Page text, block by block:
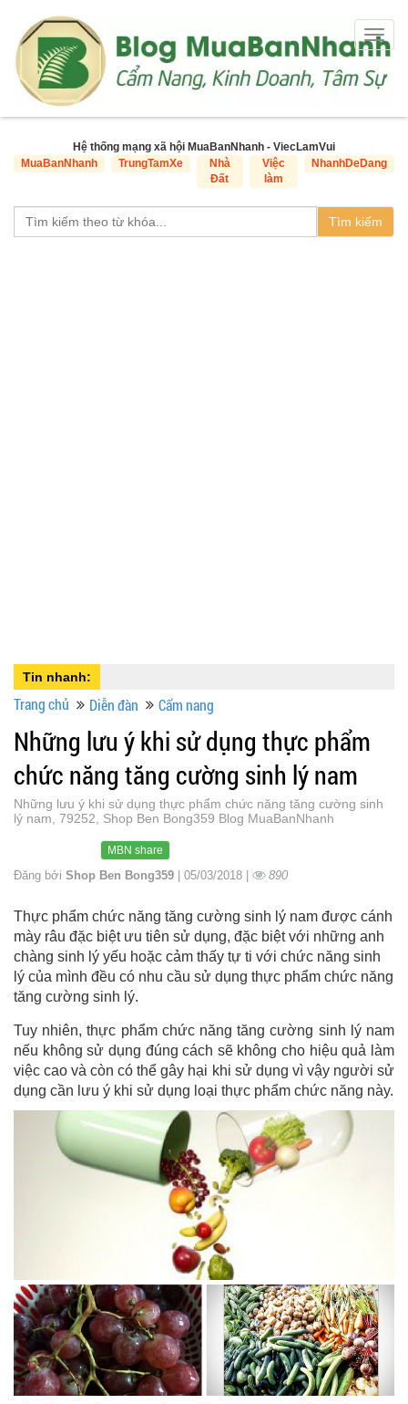
Hệ thống mạng xã hội MuaBanNhanh - ViecLamVui
MuaBanNhanh
TrungTamXe
Nhà
Đất
Việc
làm
NhanhDeDang
Tìm kiếm
Tin nhanh:
Trang chủ Diễn đàn Cẩm nang
Những lưu ý khi sử dụng thực phẩm
chức năng tăng cường sinh lý nam
Những lưu ý khi sử dụng thực phẩm chức năng tăng cường sinh
lý nam, 79252, Shop Ben Bong359 Blog MuaBanNhanh
MBN share
Đăng bởi Shop Ben Bong359 | 05/03/2018 | 890
Thực phẩm chức năng tăng cường sinh lý nam được cánh
mày râu đặc biệt ưu tiên sử dụng, đặc biệt với những anh
chàng sinh lý yếu hoặc cảm thấy tự ti với chức năng sinh
lý của mình đều có nhu cầu sử dụng thực phẩm chức năng
tăng cường sinh lý.
Tuy nhiên, thực phẩm chức năng tăng cường sinh lý nam
nếu không sử dụng đúng cách sẽ không cho hiệu quả làm
việc cao và còn có thể gây hại khi sử dụng vì vậy người sử
dụng cần lưu ý khi sử dụng loại thực phẩm chức năng này.